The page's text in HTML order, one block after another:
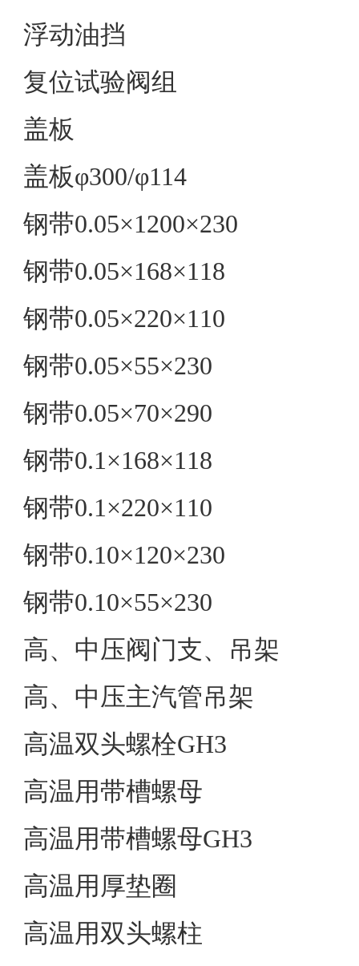
浮动油挡
复位试验阀组
盖板
盖板φ300/φ114
钢带0.05×1200×230
钢带0.05×168×118
钢带0.05×220×110
钢带0.05×55×230
钢带0.05×70×290
钢带0.1×168×118
钢带0.1×220×110
钢带0.10×120×230
钢带0.10×55×230
高、中压阀门支、吊架
高、中压主汽管吊架
高温双头螺栓GH3
高温用带槽螺母
高温用带槽螺母GH3
高温用厚垫圈
高温用双头螺柱